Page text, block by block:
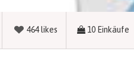
464 likes 10 Einkäufe